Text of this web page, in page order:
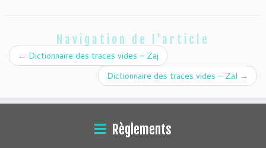
Navigation de l'article
← Dictionnaire des traces vides – Zaj
Dictionnaire des traces vides – Zal →
Règlements